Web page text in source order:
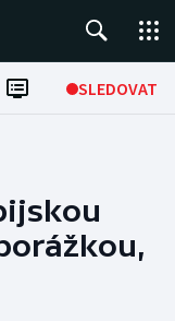
SLEDOVAT